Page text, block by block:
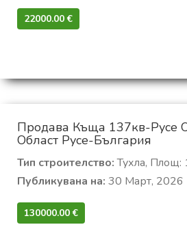
22000.00 €‎
Продава Къща 137кв-Русе
Област Русе-България
Тип строителство:Тухла, Площ:
Публикувана на: 30 Март, 2026
130000.00 €‎